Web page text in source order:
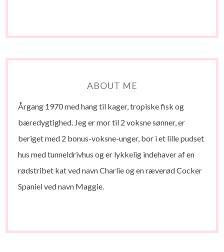
ABOUT ME
Årgang 1970 med hang til kager, tropiske fisk og
bæredygtighed. Jeg er mor til 2 voksne sønner, er
beriget med 2 bonus-voksne-unger, bor i et lille pudset
hus med tunneldrivhus og er lykkelig indehaver af en
rødstribet kat ved navn Charlie og en ræverød Cocker
Spaniel ved navn Maggie.